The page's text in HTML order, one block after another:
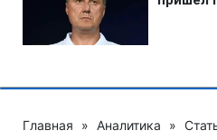
Главная » Аналитика »